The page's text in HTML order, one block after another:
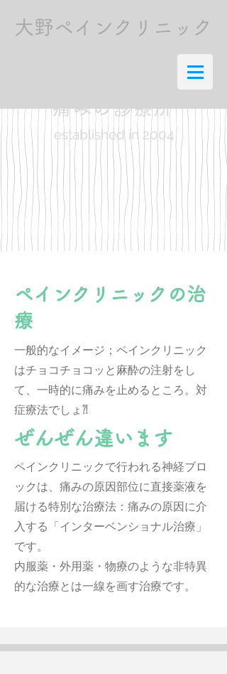
​大野ペインクリニック
痛みの診療所
established in 2004
​ペインクリニックの治
療
一般的なイメージ；ペインクリニック
はチョコチョコッと麻酔の注射をし
て、一時的に痛みを止めるところ。対
症療法でしょ⁈
ぜんぜん違います
ペインクリニックで行われる神経ブロ
ックは、痛みの原因部位に直接薬液を
届ける特別な治療法：痛みの原因に介
入する「インターベンショナル治療」
です。​
内服薬・外用薬・物療のような非特異
的な治療とは一線を画す治療です。